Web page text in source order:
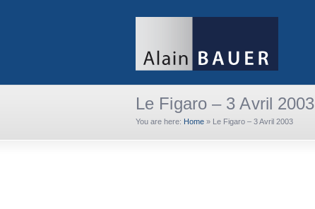
Le Figaro – 3 Avril 2003
You are here: Home » Le Figaro – 3 Avril 2003